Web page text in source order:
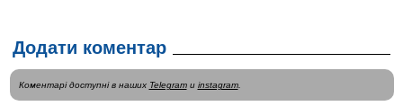
Додати коментар
Коментарі доступні в наших Telegramи instagram.